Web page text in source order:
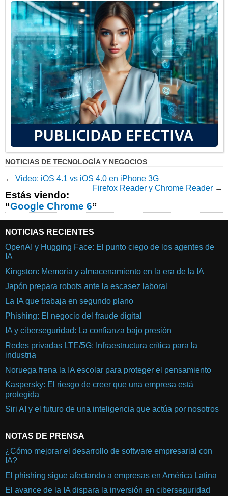
NOTICIAS DE TECNOLOGÍA Y NEGOCIOS
← Video: iOS 4.1 vs iOS 4.0 en iPhone 3G
Firefox Reader y Chrome Reader →
Estás viendo:
“Google Chrome 6”
NOTICIAS RECIENTES
OpenAI y Hugging Face: El punto ciego de los agentes de
IA
Kingston: Memoria y almacenamiento en la era de la IA
Japón prepara robots ante la escasez laboral
La IA que trabaja en segundo plano
Phishing: El negocio del fraude digital
IA y ciberseguridad: La confianza bajo presión
Redes privadas LTE/5G: Infraestructura crítica para la
industria
Noruega frena la IA escolar para proteger el pensamiento
Kaspersky: El riesgo de creer que una empresa está
protegida
Siri AI y el futuro de una inteligencia que actúa por nosotros
NOTAS DE PRENSA
¿Cómo mejorar el desarrollo de software empresarial con
IA?
El phishing sigue afectando a empresas en América Latina
El avance de la IA dispara la inversión en ciberseguridad